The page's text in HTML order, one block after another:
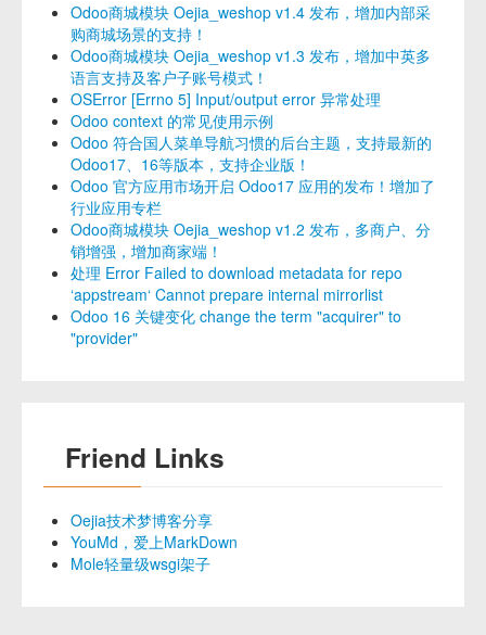
Odoo商城模块 Oejia_weshop v1.4 发布，增加内部采
购商城场景的支持！
Odoo商城模块 Oejia_weshop v1.3 发布，增加中英多
语言支持及客户子账号模式！
OSError [Errno 5] Input/output error 异常处理
Odoo context 的常见使用示例
Odoo 符合国人菜单导航习惯的后台主题，支持最新的
Odoo17、16等版本，支持企业版！
Odoo 官方应用市场开启 Odoo17 应用的发布！增加了
行业应用专栏
Odoo商城模块 Oejia_weshop v1.2 发布，多商户、分
销增强，增加商家端！
处理 Error Failed to download metadata for repo
‘appstream‘ Cannot prepare internal mirrorlist
Odoo 16 关键变化 change the term "acquirer" to
"provider"
Friend Links
Oejia技术梦博客分享
YouMd，爱上MarkDown
Mole轻量级wsgi架子